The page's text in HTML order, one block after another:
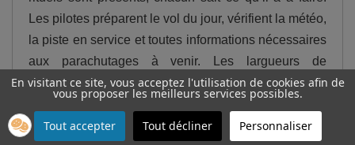
Les pilotes préparent le vol du jour, vérifient la météo,
la piste en service et toutes informations nécessaires
aux parachutages à venir. Les largueurs de
l’association briefent les parachutistes déjà présents
sur zone. Les mécaniciens préparent l’avion en
vérifiant que rien ne soit arrivé pendant la nuit.
En visitant ce site, vous acceptez l'utilisation de cookies afin de
vous proposer les meilleurs services possibles.
Tout accepter Tout décliner Personnaliser